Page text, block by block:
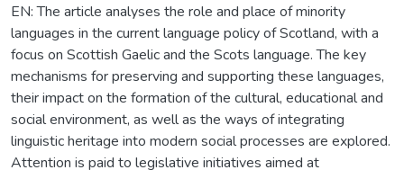
EN: The article analyses the role and place of minority
languages in the current language policy of Scotland, with a
focus on Scottish Gaelic and the Scots language. The key
mechanisms for preserving and supporting these languages,
their impact on the formation of the cultural, educational and
social environment, as well as the ways of integrating
linguistic heritage into modern social processes are explored.
Attention is paid to legislative initiatives aimed at